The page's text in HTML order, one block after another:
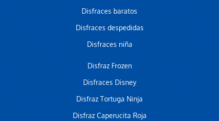
Disfraces baratos
Disfraces despedidas
Disfraces niña
Disfraz Frozen
Disfraces Disney
Disfraz Tortuga Ninja
Disfraz Caperucita Roja